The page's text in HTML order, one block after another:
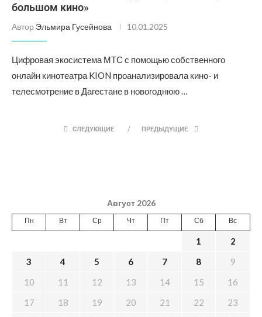
большом кино»
Автор Эльмира Гусейнова 10.01.2025
Цифровая экосистема МТС с помощью собственного
онлайн кинотеатра KION проанализировала кино- и
телесмотрение в Дагестане в новогоднюю …
СЛЕДУЮЩИЕ ПРЕДЫДУЩИЕ
Август 2026
Пн Вт Ср Чт Пт Сб Вс
1
2
3
4 5 6 7 8
9
10
11 12 13 14 15
16
17
18 19 20 21 22
23